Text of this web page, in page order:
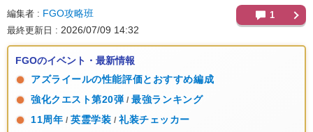
編集者 FGO攻略班
最終更新日 2026/07/09 14:32
1
FGOのイベント・最新情報
アズライールの性能評価とおすすめ編成
強化クエスト第20弾 / 最強ランキング
11周年 / 英霊学装 / 礼装チェッカー